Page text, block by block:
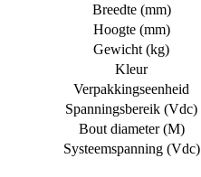
Breedte (mm)
Hoogte (mm)
Gewicht (kg)
Kleur
Verpakkingseenheid
Spanningsbereik (Vdc)
Bout diameter (M)
Systeemspanning (Vdc)